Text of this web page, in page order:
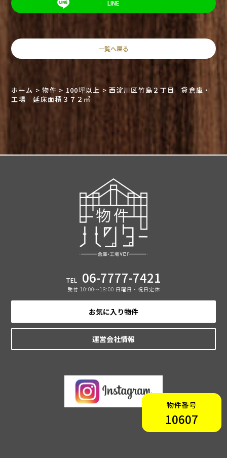
物件番号
10607
LINE
一覧へ戻る
ホーム >物件 > 100坪以上 >西淀川区竹島２丁目 貸倉庫・
工場 延床面積３７２㎡
TEL 06-7777-7421
受付 10:00〜18:00 日曜日・祝日定休
お気に入り物件
運営会社情報